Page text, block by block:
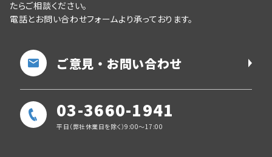
たらご相談ください。
電話とお問い合わせフォームより承っております。
ご意見・お問い合わせ
03-3660-1941
平日（弊社休業日を除く）9:00～17:00